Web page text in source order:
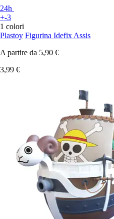
24h
+-3
1 colori
Plastoy Figurina Idefix Assis
A partire da 5,90 €
3,99 €